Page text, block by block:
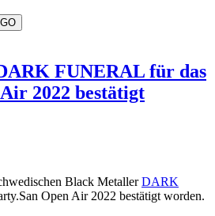
FUNERAL für das
2022 bestätigt
Black MetallerDARK
Open Air 2022 bestätigt worden.